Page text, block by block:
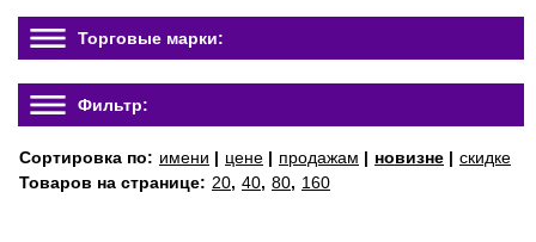
Торговые марки:
Фильтр:
Сортировка по: имени | цене | продажам | новизне | скидке
Товаров на странице: 20, 40, 80, 160